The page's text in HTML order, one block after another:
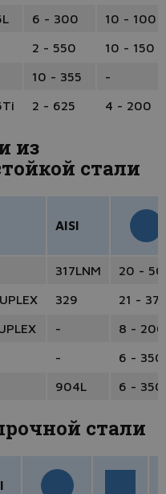
6 - 300
10 - 100
2 - 550
10 - 150
10 - 355
-
2 - 625 4 - 200
из
стали
AISI
317LNM
20 -
329
21 -
-
8 - 200
-
6 - 350
904L 6 - 350
стали